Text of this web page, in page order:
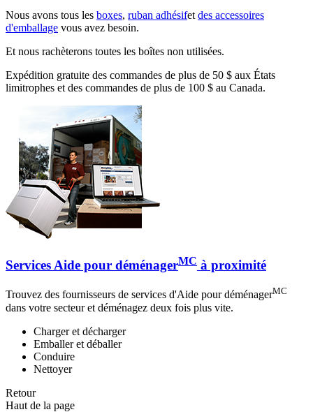
Nous avons tous les boxes, ruban adhésifet des accessoires
d'emballage vous avez besoin.
Et nous rachèterons toutes les boîtes non utilisées.
Expédition gratuite des commandes de plus de 50 $ aux États
limitrophes et des commandes de plus de 100 $ au Canada.
Services Aide pour déménagerMC à proximité
Trouvez des fournisseurs de services d'Aide pour déménagerMC
dans votre secteur et déménagez deux fois plus vite.
Charger et décharger
Emballer et déballer
Conduire
Nettoyer
Retour
Haut de la page